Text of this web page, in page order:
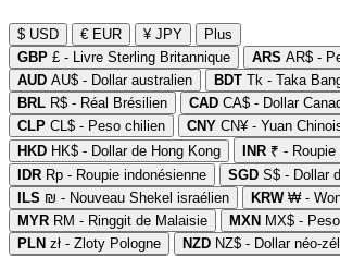
$ USD € EUR ¥ JPY
Plus
GBP £ - Livre Sterling Britannique ARS AR$ -
AUD AU$ - Dollar australien BDT Tk - Taka
BRL R$ - Réal Brésilien CAD CA$ - Dollar
CLP CL$ - Peso chilien CNY CN¥ - Yuan
HKD HK$ - Dollar de Hong Kong INR ₹ - Roupie
IDR Rp - Roupie indonésienne SGD S$ - Dollar
ILS ₪ - Nouveau Shekel israélien KRW₩ -
MYR RM - Ringgit de Malaisie MXN MX$ -
PLN zł - Zloty Pologne NZD NZ$ - Dollar néo-